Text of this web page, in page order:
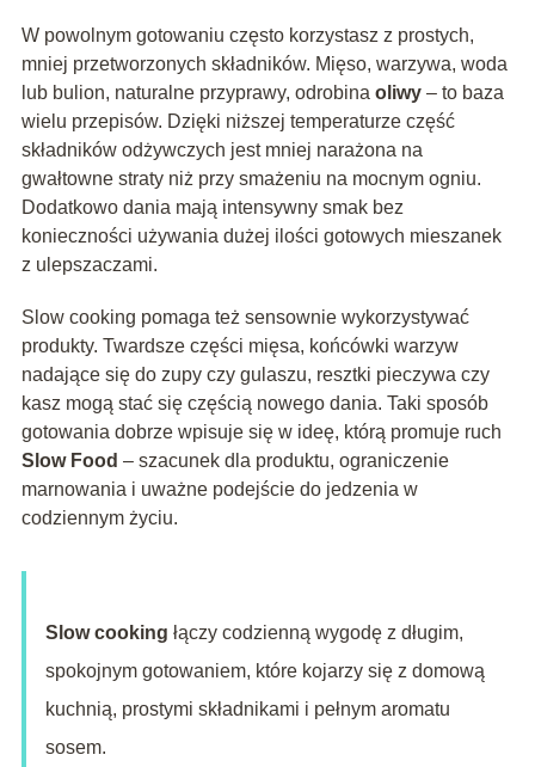
W powolnym gotowaniu często korzystasz z prostych,
mniej przetworzonych składników. Mięso, warzywa, woda
lub bulion, naturalne przyprawy, odrobina oliwy– to baza
wielu przepisów. Dzięki niższej temperaturze część
składników odżywczych jest mniej narażona na
gwałtowne straty niż przy smażeniu na mocnym ogniu.
Dodatkowo dania mają intensywny smak bez
konieczności używania dużej ilości gotowych mieszanek
z ulepszaczami.
Slow cooking pomaga też sensownie wykorzystywać
produkty. Twardsze części mięsa, końcówki warzyw
nadające się do zupy czy gulaszu, resztki pieczywa czy
kasz mogą stać się częścią nowego dania. Taki sposób
gotowania dobrze wpisuje się w ideę, którą promuje ruch
Slow Food – szacunek dla produktu, ograniczenie
marnowania i uważne podejście do jedzenia w
codziennym życiu.
Slow cooking łączy codzienną wygodę z długim,
spokojnym gotowaniem, które kojarzy się z domową
kuchnią, prostymi składnikami i pełnym aromatu
sosem.